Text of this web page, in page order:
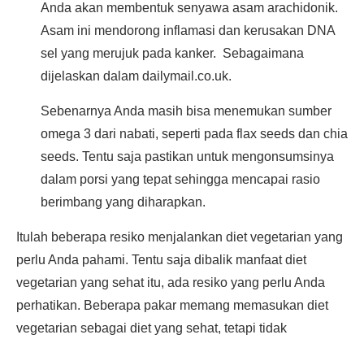
Anda akan membentuk senyawa asam arachidonik.
Asam ini mendorong inflamasi dan kerusakan DNA
sel yang merujuk pada kanker. Sebagaimana
dijelaskan dalam dailymail.co.uk.
Sebenarnya Anda masih bisa menemukan sumber
omega 3 dari nabati, seperti pada flax seeds dan chia
seeds. Tentu saja pastikan untuk mengonsumsinya
dalam porsi yang tepat sehingga mencapai rasio
berimbang yang diharapkan.
Itulah beberapa resiko menjalankan diet vegetarian yang
perlu Anda pahami. Tentu saja dibalik manfaat diet
vegetarian yang sehat itu, ada resiko yang perlu Anda
perhatikan. Beberapa pakar memang memasukan diet
vegetarian sebagai diet yang sehat, tetapi tidak